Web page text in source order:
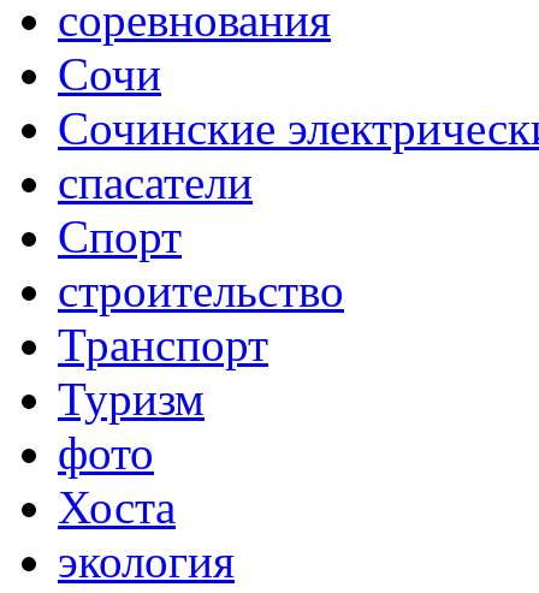
соревнования
Сочи
Сочинские
спасатели
Спорт
строительство
Транспорт
Туризм
фото
Хоста
экология